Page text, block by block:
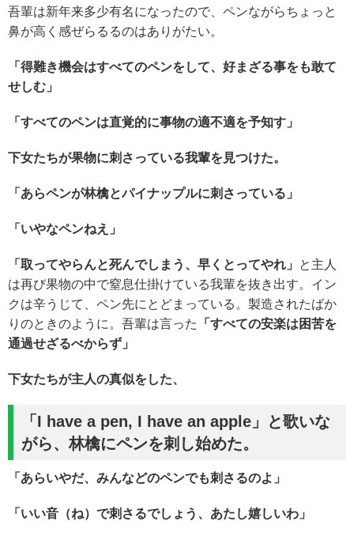
吾輩は新年来多少有名になったので、ペンながらちょっと
鼻が高く感ぜらるるのはありがたい。
「得難き機会はすべてのペンをして、好まざる事をも敢て
せしむ」
「すべてのペンは直覚的に事物の適不適を予知す」
下女たちが果物に刺さっている我輩を見つけた。
「あらペンが林檎とパイナップルに刺さっている 」
「いやなペンねえ」
「取ってやらんと死んでしまう、早くとってやれ」
と主人
は再び果物の中で窒息仕掛けている我輩を抜き出す。イン
クは辛うじて、ペン先にとどまっている。製造されたばか
りのときのように。吾輩は言った
「すべての安楽は困苦を
通過せざるべからず」
下女たちが主人の真似をした、
「I have a pen, I have an apple」と歌いな
がら、林檎にペンを刺し始めた。
「あらいやだ、 みんなどのペンでも刺さるのよ 」
「いい音（ね）で刺さるでしょう 、あたし嬉しいわ」